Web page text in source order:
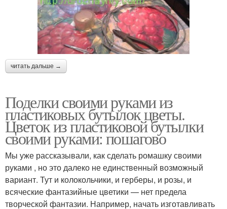
читать дальше →
Поделки своими руками из
пластиковых бутылок цветы.
Цветок из пластиковой бутылки
своими руками: пошагово
Мы уже рассказывали, как сделать ромашку своими
руками , но это далеко не единственный возможный
вариант. Тут и колокольчики, и герберы, и розы, и
всяческие фантазийные цветики — нет предела
творческой фантазии. Например, начать изготавливать